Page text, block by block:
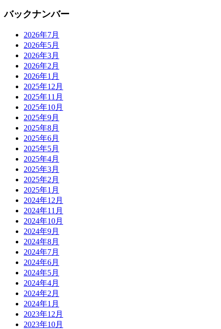
バックナンバー
2026年7月
2026年5月
2026年3月
2026年2月
2026年1月
2025年12月
2025年11月
2025年10月
2025年9月
2025年8月
2025年6月
2025年5月
2025年4月
2025年3月
2025年2月
2025年1月
2024年12月
2024年11月
2024年10月
2024年9月
2024年8月
2024年7月
2024年6月
2024年5月
2024年4月
2024年2月
2024年1月
2023年12月
2023年10月